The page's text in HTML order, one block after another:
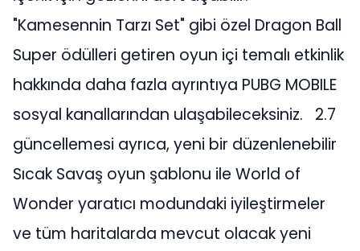
"Kamesennin Tarzı Set" gibi özel Dragon Ball
Super ödülleri getiren oyun içi temalı etkinlik
hakkında daha fazla ayrıntıya PUBG MOBILE
sosyal kanallarından ulaşabileceksiniz. 2.7
güncellemesi ayrıca, yeni bir düzenlenebilir
Sıcak Savaş oyun şablonu ile World of
Wonder yaratıcı modundaki iyileştirmeler
ve tüm haritalarda mevcut olacak yeni